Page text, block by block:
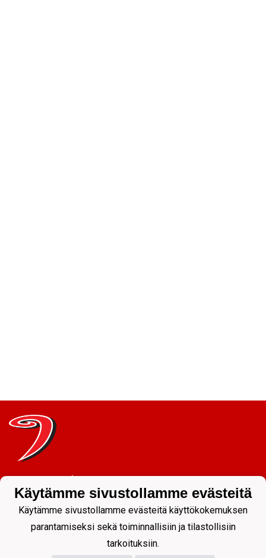
Tietosuojaseloste
JYP Juniorit ry
Kuntoportti 5 | 40700 JYVÄSKYLÄ |
Käytämme sivustollamme evästeitä
Käytämme sivustollamme evästeitä käyttökokemuksen
parantamiseksi sekä toiminnallisiin ja tilastollisiin
tarkoituksiin.